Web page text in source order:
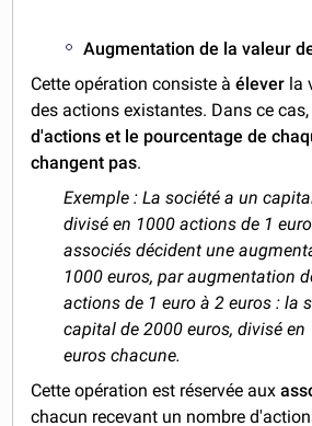
Augmentation de la valeur
Cette opération consiste àélever la
des actions existantes. Dans ce cas,
d'actions et le pourcentage de
changent pas.
Exemple : La société a un
divisé en 1000 actions de 1
associés décident une
1000 euros, par augmentation
actions de 1 euro à 2 euros : la
capital de 2000 euros, divisé
euros chacune.
Cette opération est réservée aux
chacun recevant un nombre